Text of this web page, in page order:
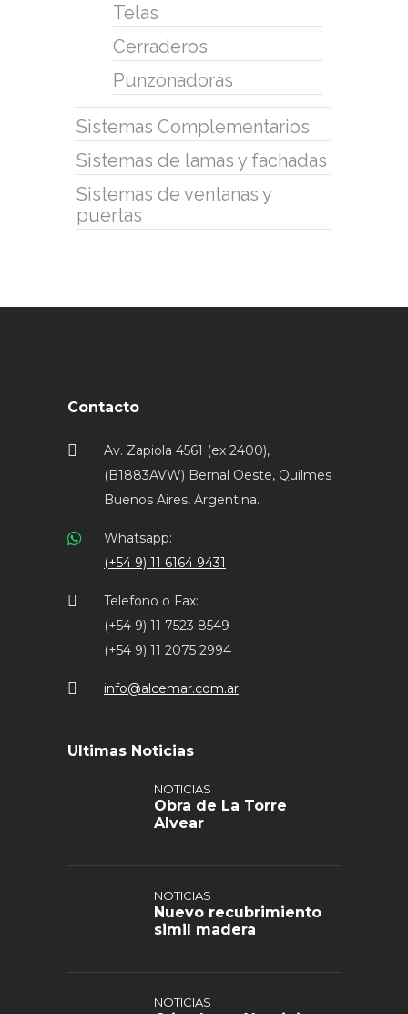
Telas
Cerraderos
Punzonadoras
Sistemas Complementarios
Sistemas de lamas y fachadas
Sistemas de ventanas y
puertas
Contacto
Av. Zapiola 4561 (ex 2400),
(B1883AVW) Bernal Oeste, Quilmes
Buenos Aires, Argentina.
Whatsapp:
(+54 9) 11 6164 9431
Telefono o Fax:
(+54 9) 11 7523 8549
(+54 9) 11 2075 2994
info@alcemar.com.ar
Ultimas Noticias
NOTICIAS
Obra de La Torre
Alvear
NOTICIAS
Nuevo recubrimiento
simil madera
NOTICIAS